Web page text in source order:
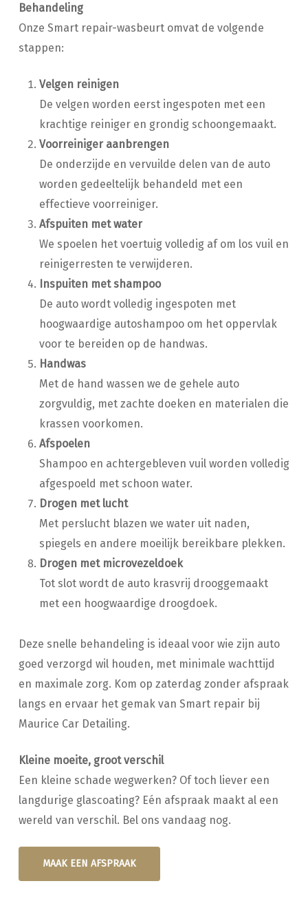
Behandeling
Onze Smart repair-wasbeurt omvat de volgende
stappen:
Velgen reinigen
De velgen worden eerst ingespoten met een
krachtige reiniger en grondig schoongemaakt.
Voorreiniger aanbrengen
De onderzijde en vervuilde delen van de auto
worden gedeeltelijk behandeld met een
effectieve voorreiniger.
Afspuiten met water
We spoelen het voertuig volledig af om los vuil en
reinigerresten te verwijderen.
Inspuiten met shampoo
De auto wordt volledig ingespoten met
hoogwaardige autoshampoo om het oppervlak
voor te bereiden op de handwas.
Handwas
Met de hand wassen we de gehele auto
zorgvuldig, met zachte doeken en materialen die
krassen voorkomen.
Afspoelen
Shampoo en achtergebleven vuil worden volledig
afgespoeld met schoon water.
Drogen met lucht
Met perslucht blazen we water uit naden,
spiegels en andere moeilijk bereikbare plekken.
Drogen met microvezeldoek
Tot slot wordt de auto krasvrij drooggemaakt
met een hoogwaardige droogdoek.
Deze snelle behandeling is ideaal voor wie zijn auto
goed verzorgd wil houden, met minimale wachttijd
en maximale zorg. Kom op zaterdag zonder afspraak
langs en ervaar het gemak van Smart repair bij
Maurice Car Detailing.
Kleine moeite, groot verschil
Een kleine schade wegwerken? Of toch liever een
langdurige glascoating? Eén afspraak maakt al een
wereld van verschil. Bel ons vandaag nog.
MAAK EEN AFSPRAAK